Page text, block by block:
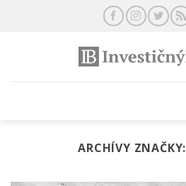
ARCHÍVY ZNAČKY: